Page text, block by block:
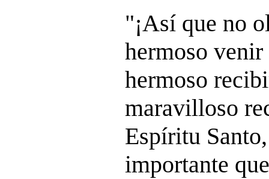
"¡Así que no
hermoso venir
hermoso
maravilloso
Espíritu
importante